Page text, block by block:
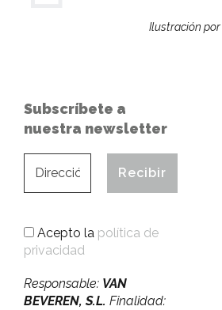
Ilustración por
Subscríbete a
nuestra newsletter
Acepto la política de
privacidad
Responsable: VAN
BEVEREN, S.L. Finalidad: